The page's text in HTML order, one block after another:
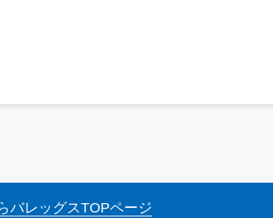
バレッグスTOPページ